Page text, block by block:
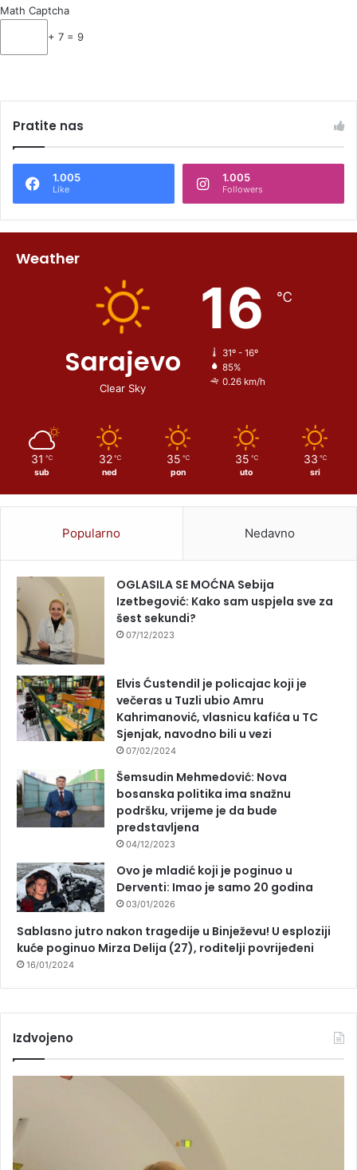
Math Captcha
+ 7 = 9
Pratite nas
1.005
Like
1.005
Followers
Weather
Sarajevo
Clear Sky
16 ℃
31º - 16º
85%
0.26 km/h
31 ℃
sub
32 ℃
ned
35 ℃
pon
35 ℃
uto
33 ℃
sri
Popularno Nedavno
OGLASILA SE MOĆNA Sebija
Izetbegović: Kako sam uspjela sve za
šest sekundi?
07/12/2023
Elvis Ćustendil je policajac koji je
večeras u Tuzli ubio Amru
Kahrimanović, vlasnicu kafića u TC
Sjenjak, navodno bili u vezi
07/02/2024
Šemsudin Mehmedović: Nova
bosanska politika ima snažnu
podršku, vrijeme je da bude
predstavljena
04/12/2023
Ovo je mladić koji je poginuo u
Derventi: Imao je samo 20 godina
03/01/2026
Sablasno jutro nakon tragedije u Binježevu! U esploziji
kuće poginuo Mirza Delija (27), roditelji povrijeđeni
16/01/2024
Izdvojeno